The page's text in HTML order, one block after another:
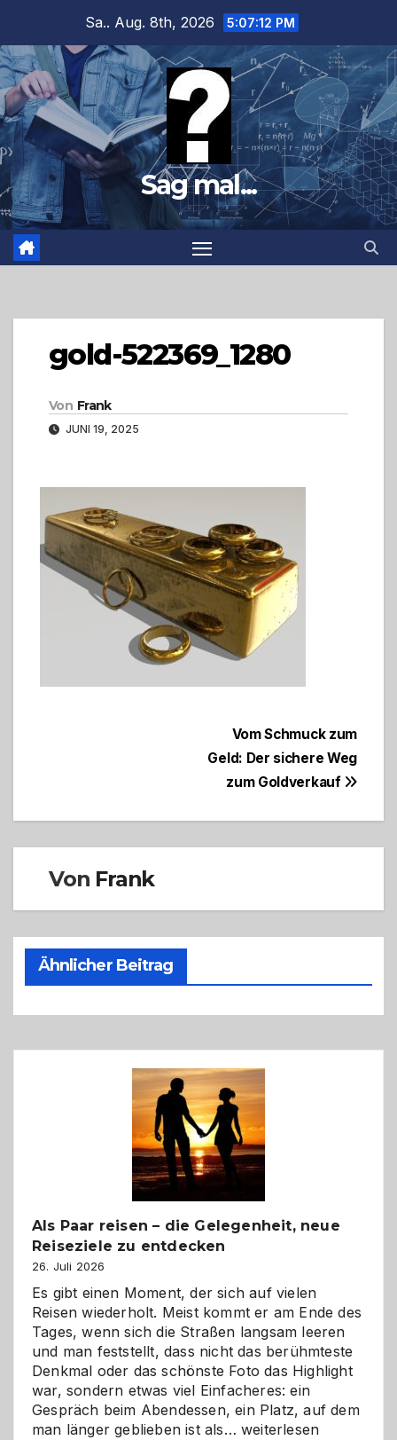
springen
Sa.. Aug. 8th, 2026 5:07:13 PM
Sag mal...
gold-522369_1280
Von Frank
JUNI 19, 2025
BeitragsnavigationVom Schmuck zum
Geld: Der sichere Weg
zum Goldverkauf
Von Frank
Ähnlicher Beitrag
Als Paar reisen – die Gelegenheit, neue
Reiseziele zu entdecken
26. Juli 2026
Es gibt einen Moment, der sich auf vielen
Reisen wiederholt. Meist kommt er am Ende des
Tages, wenn sich die Straßen langsam leeren
und man feststellt, dass nicht das berühmteste
Denkmal oder das schönste Foto das Highlight
war, sondern etwas viel Einfacheres: ein
Gespräch beim Abendessen, ein Platz, auf dem
man länger geblieben ist als… Als
weiterlesen